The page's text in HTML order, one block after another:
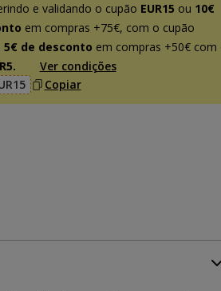
e validando o cupão EUR15 ou 10€
em compras +75€, com o cupão
5€ de desconto em compras +50€ com
Ver condições
Copiar